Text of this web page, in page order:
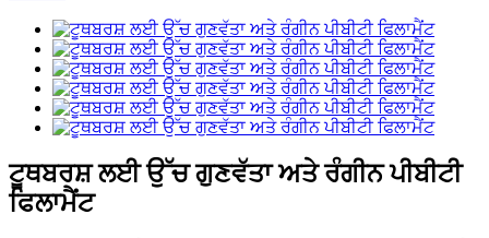
ਟੂਥਬਰਸ਼ ਲਈ ਉੱਚ ਗੁਣਵੱਤਾ ਅਤੇ ਰੰਗੀਨ ਪੀਬੀਟੀ
ਫਿਲਾਮੈਂਟ